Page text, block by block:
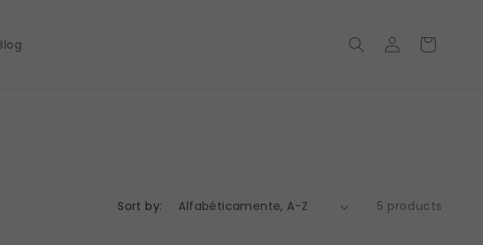
ConectarseCarrito
Sort by: 5 products